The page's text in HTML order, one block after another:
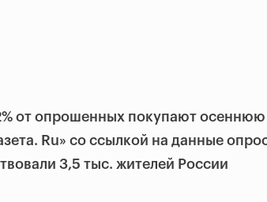
от опрошенных покупают осеннюю
Ru» со ссылкой на данные
3,5 тыс. жителей России